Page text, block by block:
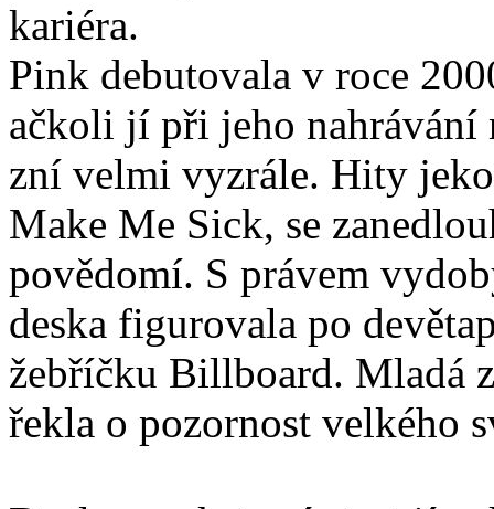
kariéra.
Pink debutovala v roce
ačkoli jí při jeho nahrávání
zní velmi vyzrále. Hity
Make Me Sick, se
povědomí. S právem
deska figurovala po
žebříčku Billboard. Mladá
řekla o pozornost velkého